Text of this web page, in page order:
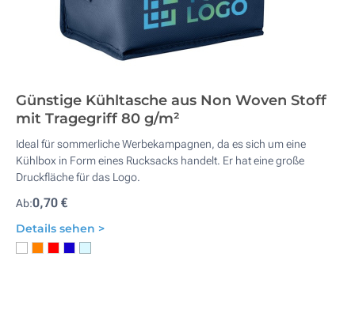
Günstige Kühltasche aus Non Woven Stoff
mit Tragegriff 80 g/m²
Ideal für sommerliche Werbekampagnen, da es sich um eine
Kühlbox in Form eines Rucksacks handelt. Er hat eine große
Druckfläche für das Logo.
Ab:0,70 €
Details sehen >